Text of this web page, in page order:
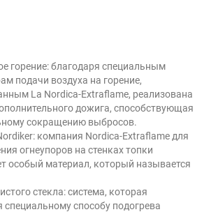
горение: благодаря специальным
подачи воздуха на горение,
La Nordica-Extraflame, реализована
дожига, способствующая
сокращению выбросов.
компания Nordica-Extraflame для
огнеупоров на стенках топки
особый материал, который называется
стекла: система, которая
специальному способу подогрева